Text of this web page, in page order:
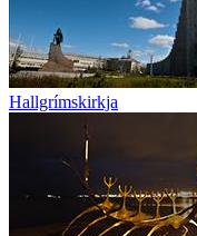
Hallgrímskirkja